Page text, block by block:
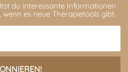
du interessante Informationen
es neue Therapietools gibt.